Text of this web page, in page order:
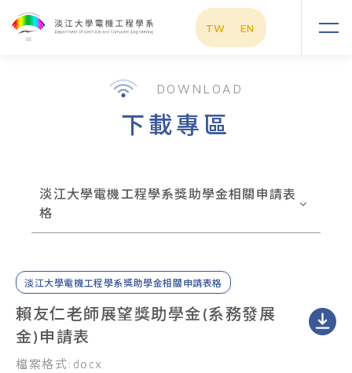
TW EN
DOWNLOAD
下載專區
淡江大學電機工程學系獎助學金相關申請表
格
淡江大學電機工程學系獎助學金相關申請表格
賴友仁老師展望獎助學金(系務發展
金)申請表
檔案格式: docx